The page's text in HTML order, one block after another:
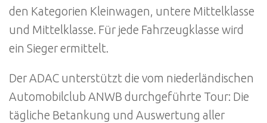
den Kategorien Kleinwagen, untere Mittelklasse
und Mittelklasse. Für jede Fahrzeugklasse wird
ein Sieger ermittelt.
Der ADAC unterstützt die vom niederländischen
Automobilclub ANWB durchgeführte Tour: Die
tägliche Betankung und Auswertung aller